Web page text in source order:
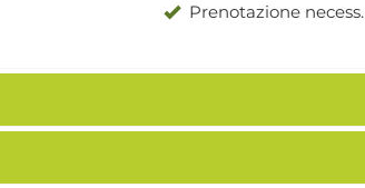
Prenotazione necess.